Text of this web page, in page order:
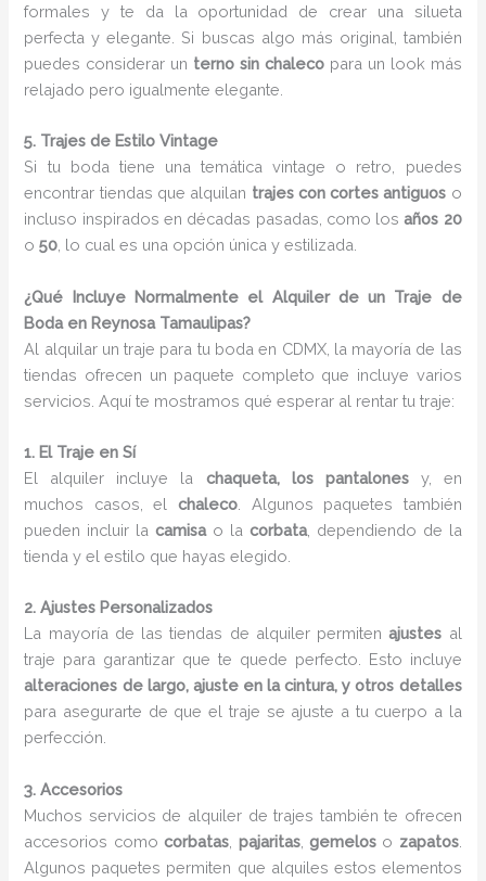
formales y te da la oportunidad de crear una silueta
perfecta y elegante. Si buscas algo más original, también
puedes considerar un terno sin chalecopara un look más
relajado pero igualmente elegante.
5. Trajes de Estilo Vintage
Si tu boda tiene una temática vintage o retro, puedes
encontrar tiendas que alquilan trajes con cortes antiguos o
incluso inspirados en décadas pasadas, como losaños 20
o50 , lo cual es una opción única y estilizada.
¿Qué Incluye Normalmente el Alquiler de un Traje de
Boda en Reynosa Tamaulipas?
Al alquilar un traje para tu boda en CDMX, la mayoría de las
tiendas ofrecen un paquete completo que incluye varios
servicios. Aquí te mostramos qué esperar al rentar tu traje:
1. El Traje en Sí
El alquiler incluye la chaqueta, los pantalonesy, en
muchos casos, el chaleco . Algunos paquetes también
pueden incluir lacamisao la corbata, dependiendo de la
tienda y el estilo que hayas elegido.
2. Ajustes Personalizados
La mayoría de las tiendas de alquiler permitenajustes al
traje para garantizar que te quede perfecto. Esto incluye
alteraciones de largo, ajuste en la cintura, y otros detalles
para asegurarte de que el traje se ajuste a tu cuerpo a la
perfección.
3. Accesorios
Muchos servicios de alquiler de trajes también te ofrecen
accesorios comocorbatas pajaritas, gemeloso zapatos.
Algunos paquetes permiten que alquiles estos elementos